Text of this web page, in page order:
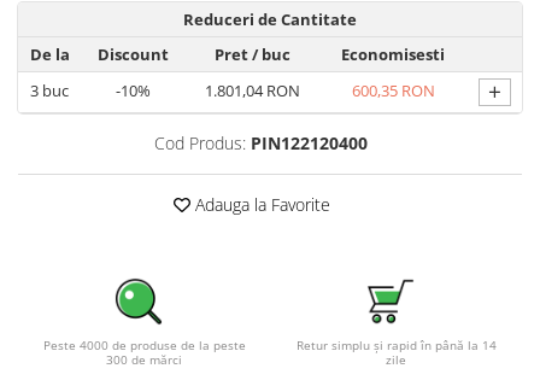
Statii de incarcare vehicule
Statii de incarcare
Cabluri de incarcare vehicule
Acumulatori VRLA AGM/GEL /
Tractiune / LiFePo4
Baterii si acumulatori gel si VRLA
Reduceri de Cantitate
De la
Discount Pret/ buc
Economisesti
3 buc -10% 1.801,04 RON 600,35 RON +
Cod Produs: PIN122120400
Adauga la Favorite
Peste 4000 de produse de la peste
300 de mărci
Retur simplu și rapid în până la 14
zile